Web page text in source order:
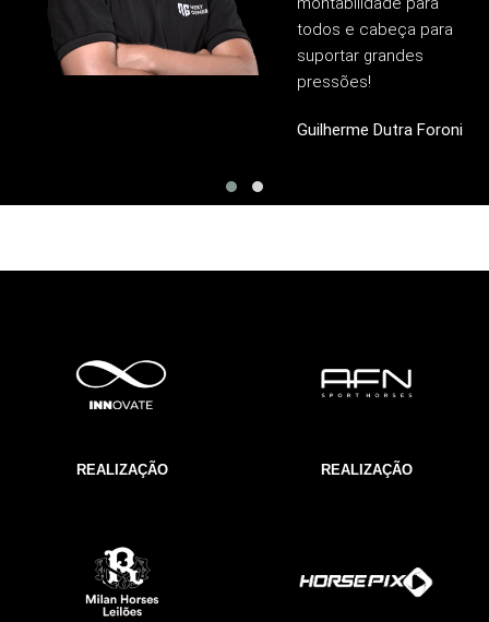
todos e cabeça para
suportar grandes
pressões!
Guilherme Dutra Foroni
REALIZAÇÃO REALIZAÇÃO